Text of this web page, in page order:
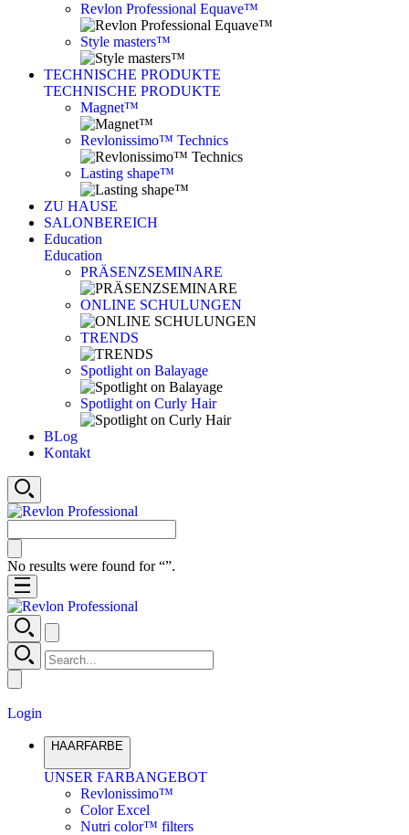
Revlon Professional Equave™
Style masters™
TECHNISCHE PRODUKTE
TECHNISCHE PRODUKTE
Magnet™
Revlonissimo™ Technics
Lasting shape™
ZU HAUSE
SALONBEREICH
Education
Education
PRÄSENZSEMINARE
ONLINE SCHULUNGEN
TRENDS
Spotlight on Balayage
Spotlight on Curly Hair
BLog
Kontakt
No results were found for “”.
Login
HAARFARBE
UNSER FARBANGEBOT
Revlonissimo™
Color Excel
Nutri color™ filters